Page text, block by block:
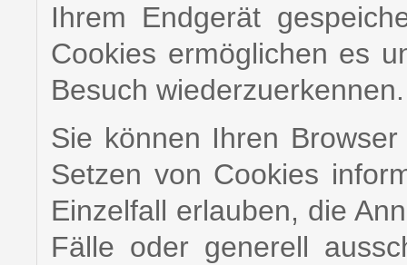
Ihrem Endgerät
Cookies ermöglichen es
Besuch wiederzuerkennen.
Sie können Ihren
Setzen von Cookies
Einzelfall erlauben, die
Fälle oder generell